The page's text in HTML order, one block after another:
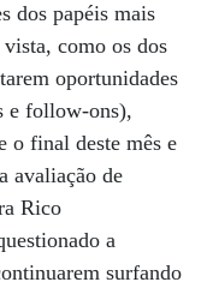
dos papéis mais
como os dos
oportunidades
e follow-ons),
o final deste mês e
avaliação de
Rico
a
surfando